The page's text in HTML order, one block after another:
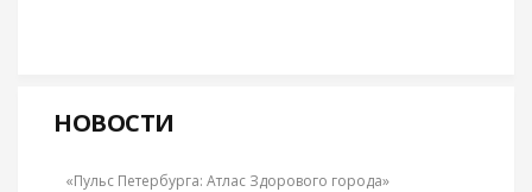
НОВОСТИ
«Пульс Петербурга: Атлас Здорового города»